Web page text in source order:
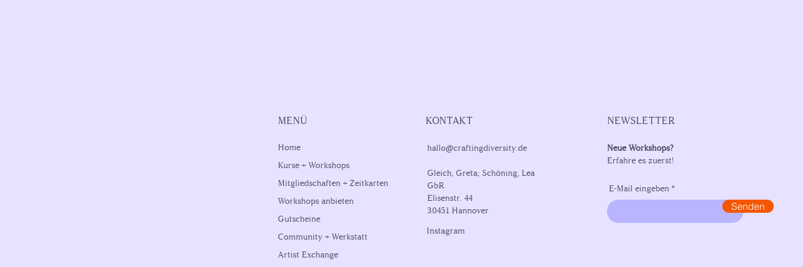
MENÜ
Home
Kurse + Workshops
Mitgliedschaften + Zeitkarten
Workshops anbieten
Gutscheine
Community + Werkstatt
Artist Exchange
KONTAKT
hallo@craftingdiversity.de
Gleich, Greta; Schöning, Lea
GbR
Elisenstr. 44
30451 Hannover
Instagram
NEWSLETTER
Neue Workshops?
Erfahre es zuerst!
E-Mail eingeben
Senden